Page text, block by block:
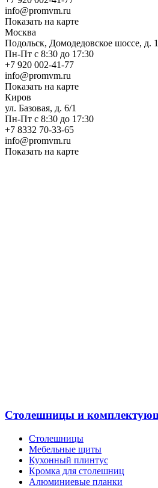
info@promvm.ru
Показать на карте
Москва
Подольск, Домодедовское шоссе,
Пн-Пт с 8:30 до 17:30
+7 920 002-41-77
info@promvm.ru
Показать на карте
Киров
ул. Базовая, д. 6/1
Пн-Пт с 8:30 до 17:30
+7 8332 70-33-65
info@promvm.ru
Показать на карте
Столешницы и
Столешницы
Мебельные щиты
Кухонный плинтус
Кромка для столешниц
Алюминиевые планки